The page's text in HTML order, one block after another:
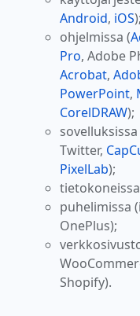
Android, iOS);
ohjelmissa (
Pro, Adobe
Acrobat,
PowerPoint,
CorelDRAW);
sovelluksissa
Twitter,
PixelLab);
tietokoneissa
puhelimissa
OnePlus);
Shopify).